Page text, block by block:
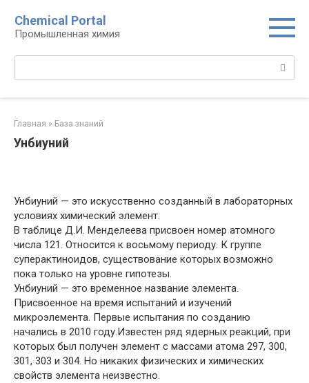
контенту
Chemical Portal
Промышленная химия
Главная » База знаний
Унбиуний
Унбиуний — это искусственно созданный в лабораторных
условиях химический элемент.
В таблице Д.И. Менделеева присвоен номер атомного
числа 121. Относится к восьмому периоду. К группе
суперактиноидов, существование которых возможно
пока только на уровне гипотезы.
Унбиуний — это временное название элемента.
Присвоенное на время испытаний и изучений
микроэлемента. Первые испытания по созданию
начались в 2010 году.Известен ряд ядерных реакций, при
которых был получен элемент с массами атома 297, 300,
301, 303 и 304. Но никаких физических и химических
свойств элемента неизвестно.